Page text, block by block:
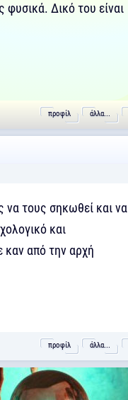
φυσικά. Δικό του είναι
προφίλ άλλα...
να τους σηκωθεί και να
και
από την αρχή
προφίλ άλλα...